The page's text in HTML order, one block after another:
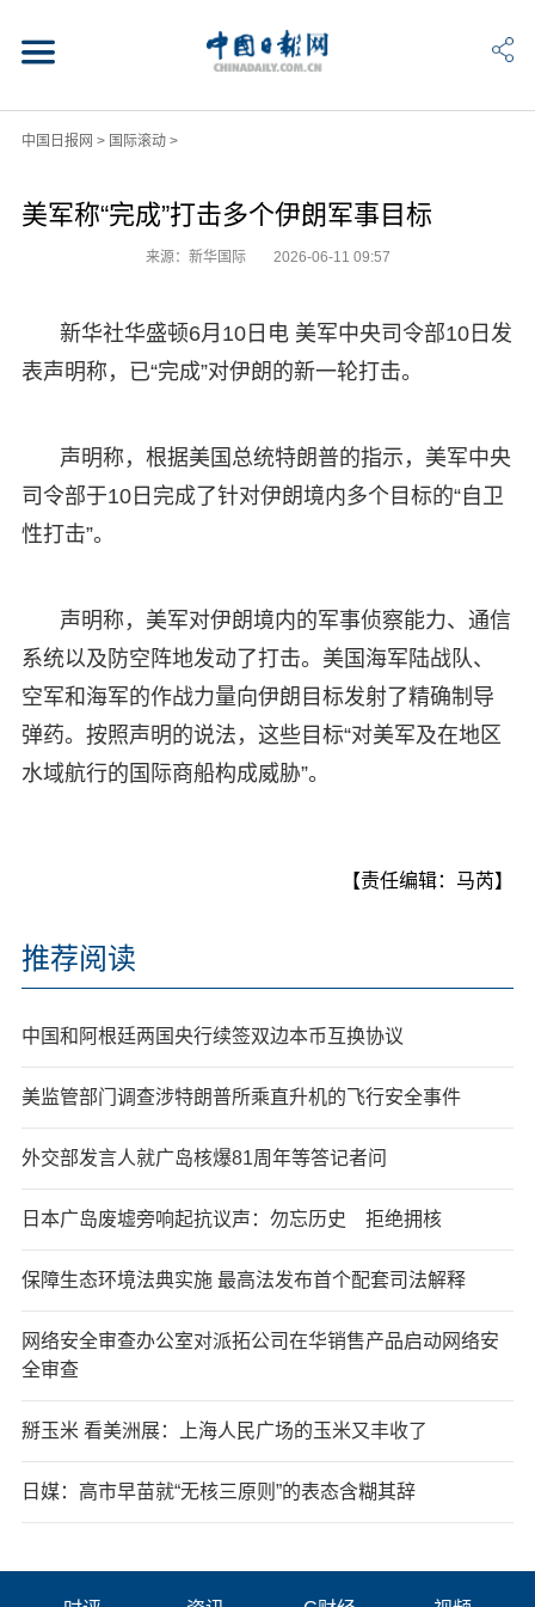
中国日报网 > 国际滚动>
美军称“完成”打击多个伊朗军事目标
来源：新华国际 2026-06-11 09:57
新华社华盛顿6月10日电 美军中央司令部10日发
表声明称，已“完成”对伊朗的新一轮打击。
声明称，根据美国总统特朗普的指示，美军中央
司令部于10日完成了针对伊朗境内多个目标的“自卫
性打击”。
声明称，美军对伊朗境内的军事侦察能力、通信
系统以及防空阵地发动了打击。美国海军陆战队、
空军和海军的作战力量向伊朗目标发射了精确制导
弹药。按照声明的说法，这些目标“对美军及在地区
水域航行的国际商船构成威胁”。
【责任编辑：马芮】
推荐阅读
中国和阿根廷两国央行续签双边本币互换协议
美监管部门调查涉特朗普所乘直升机的飞行安全事件
外交部发言人就广岛核爆81周年等答记者问
日本广岛废墟旁响起抗议声：勿忘历史 拒绝拥核
保障生态环境法典实施 最高法发布首个配套司法解释
网络安全审查办公室对派拓公司在华销售产品启动网络安
全审查
掰玉米 看美洲展：上海人民广场的玉米又丰收了
日媒：高市早苗就“无核三原则”的表态含糊其辞